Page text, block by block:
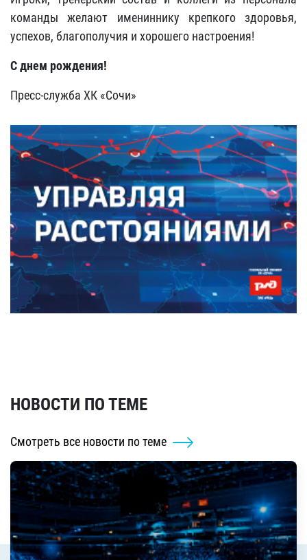
команды желают имениннику крепкого здоровья,
успехов, благополучия и хорошего настроения!
С днем рождения!
Пресс-служба ХК «Сочи»
НОВОСТИ ПО ТЕМЕ
Смотреть все новости по теме